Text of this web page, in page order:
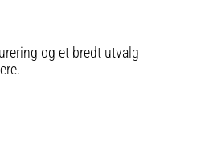
og et bredt utvalg